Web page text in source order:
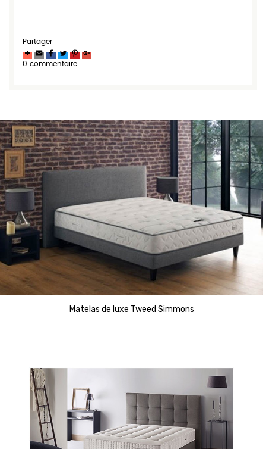
Partager
0 commentaire
Matelas de luxe Tweed Simmons